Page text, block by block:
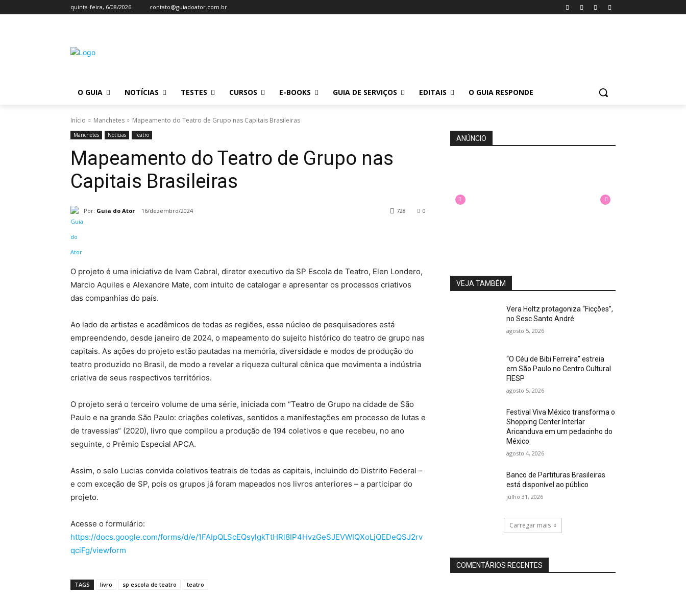
quinta-feira, 6/08/2026 contato@guiadoator.com.br
O GUIA NOTÍCIAS TESTES CURSOS E-BOOKS GUIA DE SERVIÇOS EDITAIS O GUIA RESPONDE
Início Manchetes Mapeamento do Teatro de Grupo nas Capitais Brasileiras
Manchetes Notícias Teatro
Mapeamento do Teatro de Grupo nas
Capitais Brasileiras
Por: Guia do Ator 16/dezembro/2024 0
728
O projeto é uma iniciativa de Ivam Cabral, diretor executivo da SP Escola de Teatro, Elen Londero,
Marcio Aquiles e Alexandre Mate, com intuito de catalogar e apresentar os processos criativos
das companhias do país.
Ao lado de artistas e acadêmicos de todas as regiões, esse núcleo de pesquisadores está
empreendendo, desde janeiro de 2024, o mapeamento do sujeito histórico do teatro de grupo nas
capitais. As ações do projeto estão pautadas na memória, diversidade e modos de produção do
teatro produzido no Brasil, de modo a revelar a riqueza cultural cênica que movimenta a indústria
criativa de seus respectivos territórios.
O projeto será o terceiro volume de uma série, iniciada com “Teatro de Grupo na cidade de São
Paulo e na grande São Paulo: criações coletivas, sentidos e manifestações em processo de lutas e
de travessias“ (2020), livro que compilou a produção de 194 coletivos e que recebeu, no ano
seguinte, o Prêmio Especial APCA.
Assim, o selo Lucias convida coletivos teatrais de todas as capitais, incluindo do Distrito Federal –
e com exceção de SP, pois os grupos já foram mapeados nos livros anteriores – a participar do
projeto.
Acesse o formulário:
https://docs.google.com/forms/d/e/1FAIpQLScEQsylgkTtHRl8IP4HvzGeSJEVWIQXoLjQEDeQSJ2rv
qciFg/viewform
TAGS livro sp escola de teatro teatro
ANÚNCIO
VEJA TAMBÉM
Vera Holtz protagoniza “Ficções”,
no Sesc Santo André
agosto 5, 2026
“O Céu de Bibi Ferreira” estreia
em São Paulo no Centro Cultural
FIESP
agosto 5, 2026
Festival Viva México transforma o
Shopping Center Interlar
Aricanduva em um pedacinho do
México
agosto 4, 2026
Banco de Partituras Brasileiras
está disponível ao público
julho 31, 2026
Carregar mais
COMENTÁRIOS RECENTES